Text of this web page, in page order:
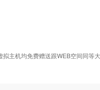
主机均免费赠送跟WEB空间同等